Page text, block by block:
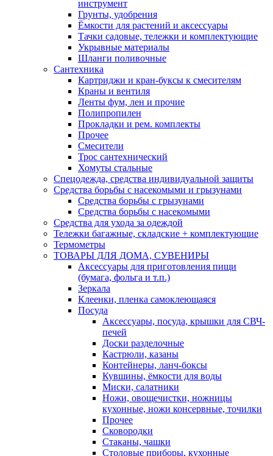
инструмент
Грунты, удобрения
Ёмкости для растений и аксессуары
Тачки садовые, тележки и комплектующие
Укрывные материалы
Шланги поливочные
Сантехника
Картриджи и кран-буксы к смесителям
Краны и вентиля
Ленты фум, лен и прочие
Полипропилен
Прокладки и рем. комплекты
Прочее
Смесители
Трос сантехнический
Хомуты стальные
Спецодежда, средства индивидуальной защиты
Средства борьбы с насекомыми и грызунами
Средства борьбы с грызунами
Средства борьбы с насекомыми
Средства для ухода за одеждой
Тележки багажные, складские + комплектующие
Термометры
ТОВАРЫ ДЛЯ ДОМА, СУВЕНИРЫ
Аксессуары для приготовления пищи
(бумага, фольга и т.п.)
Зеркала
Клеенки, пленка самоклеющаяся
Посуда
Аксессуары, посуда, крышки для СВЧ-
печей
Доски разделочные
Кастрюли, казаны
Контейнеры, ланч-боксы
Кувшины, ёмкости для воды
Миски, салатники
Ножи, овощечистки, ножницы
кухонные, ножи консервные, точилки
Прочее
Сковородки
Стаканы, чашки
Столовые приборы, кухонные